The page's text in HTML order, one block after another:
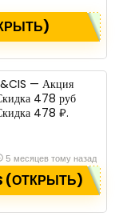
— Акция
478 руб
478 ₽.
5 месяцев тому назад
(ОТКРЫТЬ)